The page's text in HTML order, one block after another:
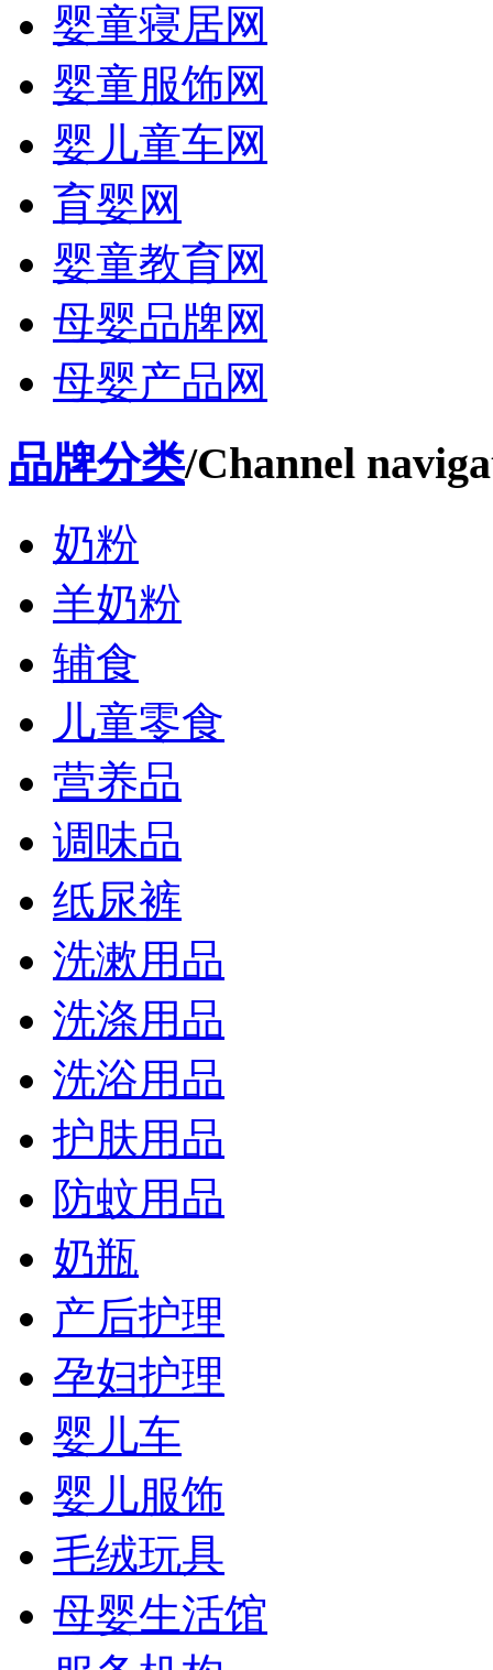
婴童寝居网
婴童服饰网
婴儿童车网
育婴网
婴童教育网
母婴品牌网
母婴产品网
品牌分类/Channel
奶粉
羊奶粉
辅食
儿童零食
营养品
调味品
纸尿裤
洗漱用品
洗涤用品
洗浴用品
护肤用品
防蚊用品
奶瓶
产后护理
孕妇护理
婴儿车
婴儿服饰
毛绒玩具
母婴生活馆